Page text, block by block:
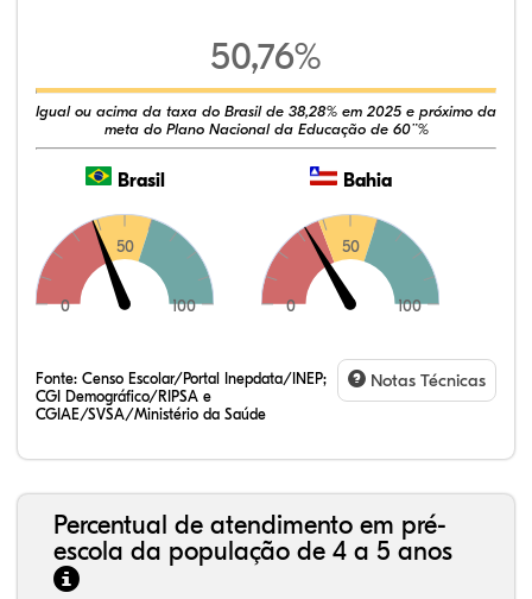
50,76%
Igual ou acima da taxa do Brasil de 38,28% em 2025 e próximo da
meta do Plano Nacional da Educação de 60¨%
Brasil
0
50
100
Bahia
0
50
100
Fonte: Censo Escolar/Portal Inepdata/INEP;
CGI Demográfico/RIPSA e
CGIAE/SVSA/Ministério da Saúde
Notas Técnicas
Percentual de atendimento em pré-
escola da população de 4 a 5 anos